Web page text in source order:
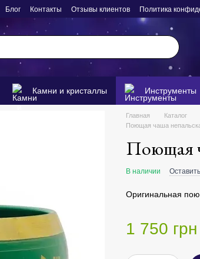
Блог Контакты Отзывы клиентов Политика
Камни и кристаллы Инструменты
Главная Каталог
Поющая чаша
Поющая
В наличии
Оригинальная
1 750 грн